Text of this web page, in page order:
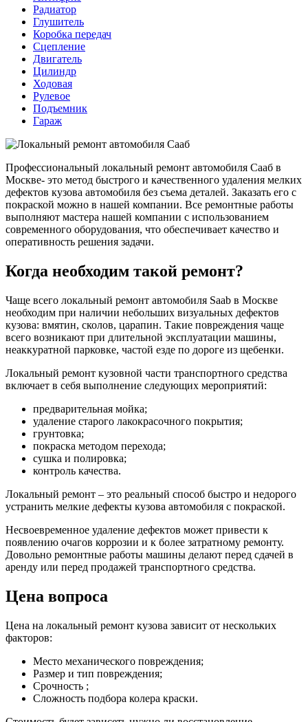
Радиатор
Глушитель
Коробка передач
Сцепление
Двигатель
Цилиндр
Ходовая
Рулевое
Подъемник
Гараж
Профессиональный локальный ремонт автомобиля Сааб в
Москве- это метод быстрого и качественного удаления мелких
дефектов кузова автомобиля без съема деталей. Заказать его с
покраской можно в нашей компании. Все ремонтные работы
выполняют мастера нашей компании с использованием
современного оборудования, что обеспечивает качество и
оперативность решения задачи.
Когда необходим такой ремонт?
Чаще всего локальный ремонт автомобиля Saab в Москве
необходим при наличии небольших визуальных дефектов
кузова: вмятин, сколов, царапин. Такие повреждения чаще
всего возникают при длительной эксплуатации машины,
неаккуратной парковке, частой езде по дороге из щебенки.
Локальный ремонт кузовной части транспортного средства
включает в себя выполнение следующих мероприятий:
предварительная мойка;
удаление старого лакокрасочного покрытия;
грунтовка;
покраска методом перехода;
сушка и полировка;
контроль качества.
Локальный ремонт – это реальный способ быстро и недорого
устранить мелкие дефекты кузова автомобиля с покраской.
Несвоевременное удаление дефектов может привести к
появлению очагов коррозии и к более затратному ремонту.
Довольно ремонтные работы машины делают перед сдачей в
аренду или перед продажей транспортного средства.
Цена вопроса
Цена на локальный ремонт кузова зависит от нескольких
факторов:
Место механического повреждения;
Размер и тип повреждения;
Срочность ;
Сложность подбора колера краски.